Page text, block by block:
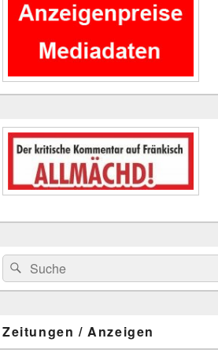
Widgetbereich
Suchen
nach:
Suchen
Zeitungen / Anzeigen